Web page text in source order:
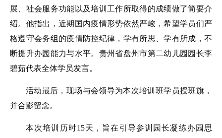
展、社会服务功能以及培训工作所取得的成绩做了简要介
绍。他指出，近期国内疫情形势依然严峻，希望学员们严
格遵守会务组的疫情防控纪律，学有所思、学有所成，不
断提升办园能力与水平。贵州省盘州市第二幼儿园园长李
碧茹代表全体学员发言。
活动最后，现场与会领导为本次培训班学员授班旗，
并合影留念。
本次培训历时15天，旨在引导参训园长凝练办园思